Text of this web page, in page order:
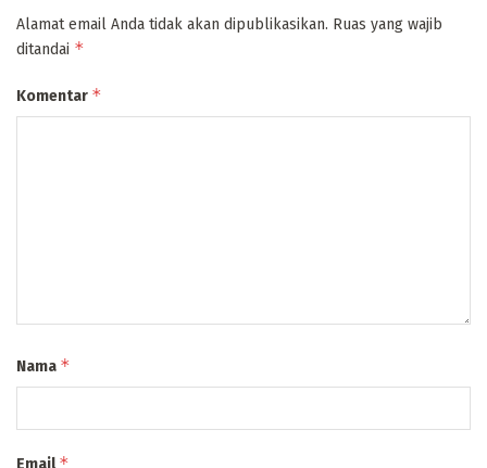
Alamat email Anda tidak akan dipublikasikan. Ruas yang wajib
ditandai *
Komentar *
Nama *
Email*